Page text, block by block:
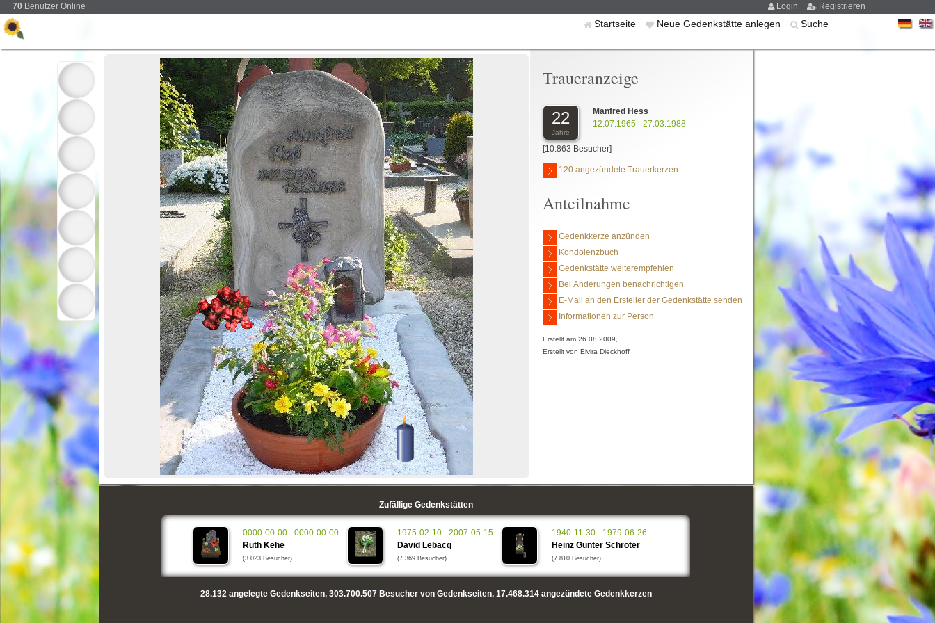
70 Benutzer Online Login Registrieren
Startseite Neue Gedenkstätte anlegen Suche
Traueranzeige
22
Jahre
Manfred Hess
12.07.1965 - 27.03.1988
[10.863 Besucher]
120 angezündete Trauerkerzen
Anteilnahme
Gedenkkerze anzünden
Kondolenzbuch
Gedenkstätte weiterempfehlen
Bei Änderungen benachrichtigen
E-Mail an den Ersteller der Gedenkstätte senden
Informationen zur Person
Erstellt am 26.08.2009,
Erstellt von Elvira Dieckhoff
Zufällige Gedenkstätten
0000-00-00 - 0000-00-00
Ruth Kehe
(3.023 Besucher)
1975-02-10 - 2007-05-15
David Lebacq
(7.369 Besucher)
1940-11-30 - 1979-06-26
Heinz Günter Schröter
(7.810 Besucher)
28.132angelegte Gedenkseiten, 303.700.507Besucher von Gedenkseiten, 17.468.314angezündete Gedenkkerzen